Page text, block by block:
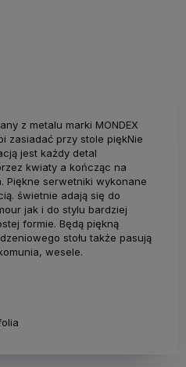
z metalu marki MONDEX
zasiadać przy stole piękNie
jest każdy detal
kwiaty a kończąc na
Piękne serwetniki wykonane
świetnie adają się do
jak i do stylu bardziej
formie. Będą piękną
stołu także pasują
wesele.